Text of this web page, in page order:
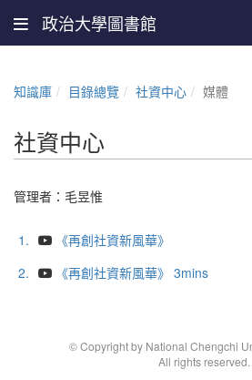
政治大學圖書館
知識庫 目錄總覽 社資中心 媒體
社資中心
管理者： 毛昱惟
1.
《再創社資新風華》
2.
《再創社資新風華》 3mins
© Copyright by National Chengchi
All rights reserved.